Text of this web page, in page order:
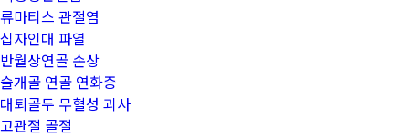
류마티스 관절염
십자인대 파열
반월상연골 손상
슬개골 연골 연화증
대퇴골두 무혈성 괴사
고관절 골절